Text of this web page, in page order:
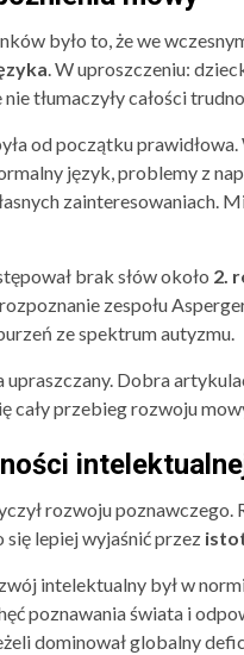
było to, że we
. W uproszczeniu:
tłumaczyły całości
od początku
język, problemy z
zainteresowaniach.
brak słów około 2.
zespołu
ze spektrum autyzmu.
Dobra
cały przebieg rozwoju
rozwoju poznawczego.
się lepiej wyjaśnić przez
intelektualny był w
poznawania świata i
dominował globalny